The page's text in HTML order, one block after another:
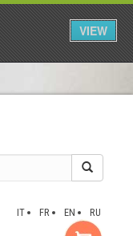
VIEW
IT FR EN RU